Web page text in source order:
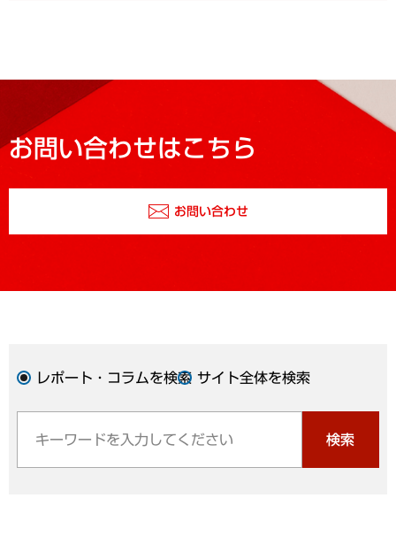
お問い合わせはこちら
お問い合わせ
レポート・コラムを検索 サイト全体を検索
検索